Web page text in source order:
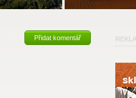
Přidat komentář